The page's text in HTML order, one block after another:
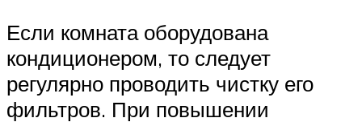
Если комната оборудована
кондиционером, то следует
регулярно проводить чистку его
фильтров. При повышении